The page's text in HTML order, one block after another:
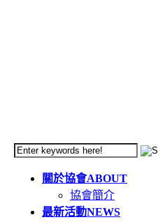
關於協會ABOUT
協會簡介
最新活動NEWS